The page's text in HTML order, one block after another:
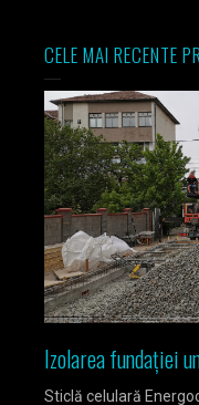
CELE MAI RECENTE
Izolarea fundației
Sticlă celulară